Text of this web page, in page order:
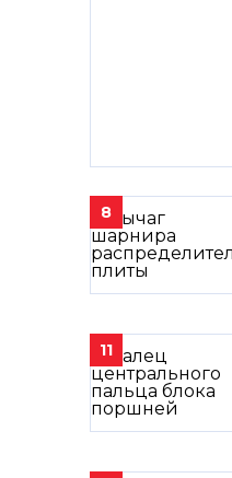
8
11